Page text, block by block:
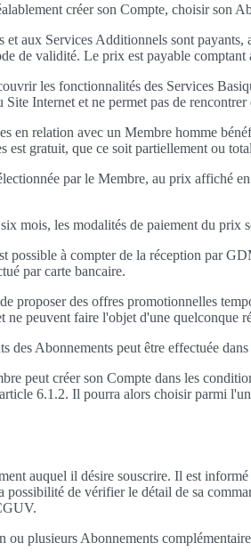
créer son Compte, choisir son
aux Services Additionnels sont
de validité. Le prix est payable
les fonctionnalités des Services
Internet et ne permet pas de rencontrer
en relation avec un Membre homme
est gratuit, que ce soit partiellement ou
par le Membre, au prix affiché
mois, les modalités de paiement du prix
possible à compter de la réception par
par carte bancaire.
proposer des offres promotionnelles
ne peuvent faire l'objet d'une quelconque
des Abonnements peut être effectuée
peut créer son Compte dans les
6.1.2. Il pourra alors choisir parmi
auquel il désire souscrire. Il est
de vérifier le détail de sa
plusieurs Abonnements